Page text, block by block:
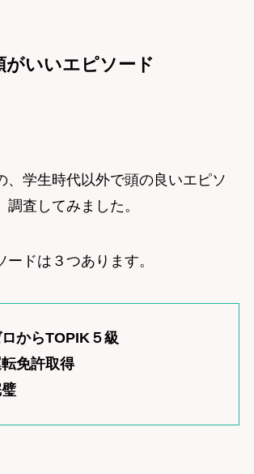
がいいエピソード
、学生時代以外で頭の良いエピソ
調査してみました。
ドは３つあります。
からTOPIK５級
免許取得